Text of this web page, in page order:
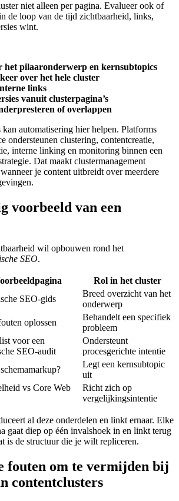
niet alleen per pagina. Evalueer ook of
de loop van de tijd zichtbaarheid, links,
wint.
het pilaaronderwerp en kernsubtopics
over het hele cluster
links
vanuit clusterpagina’s
of overlappen
kan automatisering hier helpen. Platforms
ondersteunen clustering, contentcreatie,
interne linking en monitoring binnen een
Dat maakt clustermanagement
je content uitbreidt over meerdere
voorbeeld van een
wil opbouwen rond het
SEO.
Rol in het cluster
SEO-gids
Breed overzicht van het
onderwerp
oplossen
Behandelt een specifiek
probleem
voor een
SEO-audit
Ondersteunt
procesgerichte intentie
Legt een kernsubtopic
uit
vs Core Web
Richt zich op
vergelijkingsintentie
al deze onderdelen en linkt ernaar. Elke
gaat diep op één invalshoek in en linkt terug
is de structuur die je wilt repliceren.
fouten om te vermijden bij
contentclusters